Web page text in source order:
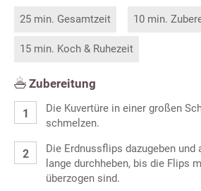
25 min. Gesamtzeit 10 min.
15 min. Koch & Ruhezeit
Zubereitung
Die Kuvertüre in einer großen
schmelzen.
Die Erdnussflips dazugeben
lange durchheben, bis die Flips
überzogen sind.